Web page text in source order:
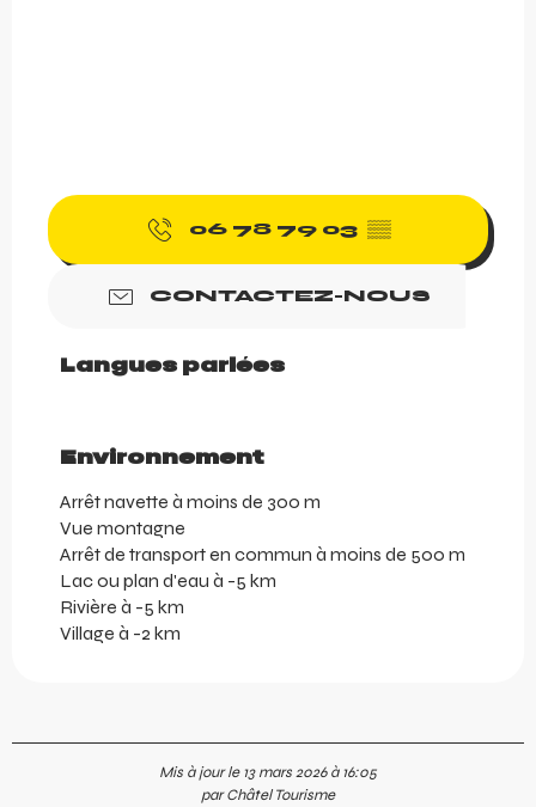
06 78 79 03 ▒▒
CONTACTEZ-NOUS
Langues parlées
Langues parlées
Environnement
Environnement
Arrêt navette à moins de 300 m
Vue montagne
Arrêt de transport en commun à moins de 500 m
Lac ou plan d'eau à -5 km
Rivière à -5 km
Village à -2 km
Mis à jour le 13 mars 2026 à 16:05
par Châtel Tourisme